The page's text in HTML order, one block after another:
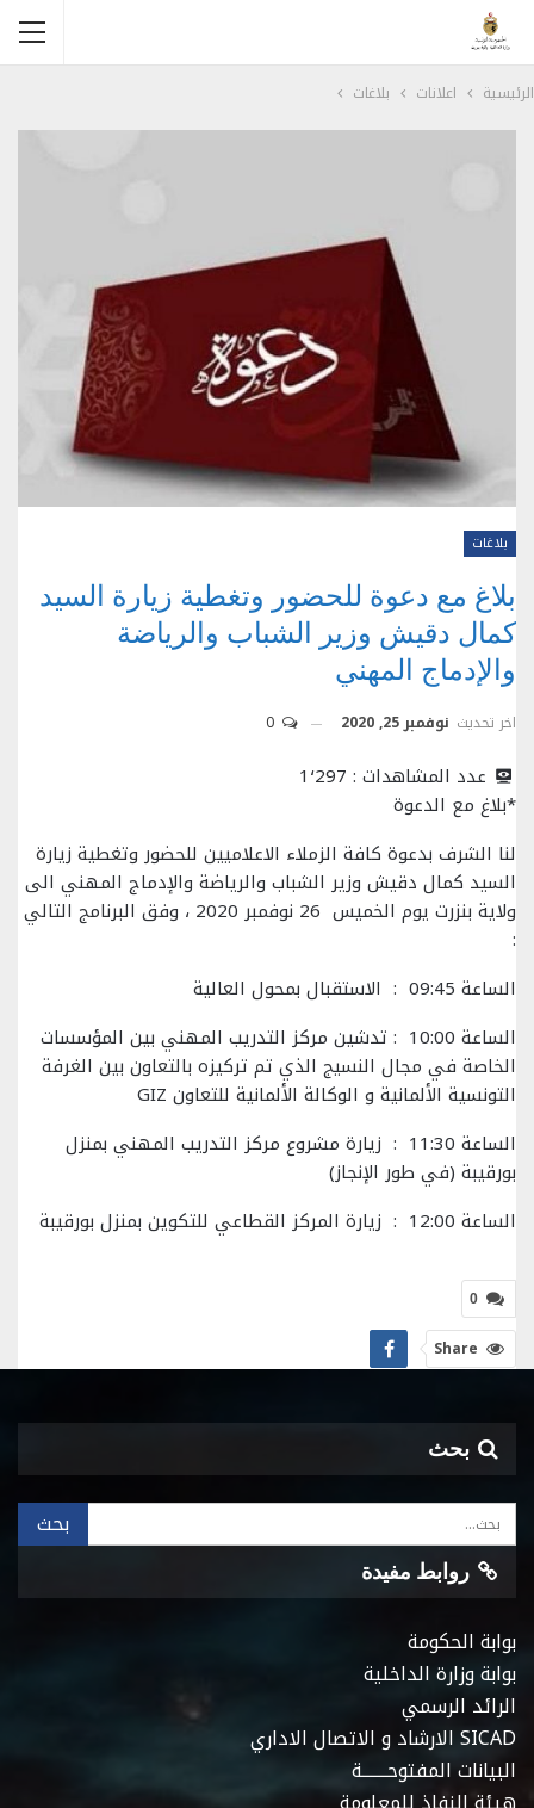
الرئيسية اعلانات بلاغات
بلاغات
بلاغ مع دعوة للحضور وتغطية زيارة السيد
كمال دقيش وزير الشباب والرياضة
والإدماج المهني
اخر تحديث نوفمبر 25, 2020
عدد المشاهدات : 1٬297
*بلاغ مع الدعوة
لنا الشرف بدعوة كافة الزملاء الاعلاميين للحضور وتغطية زيارة
السيد كمال دقيش وزير الشباب والرياضة والإدماج المهني الى
ولاية بنزرت يوم الخميس 26 نوفمبر 2020 ، وفق البرنامج التالي
:
الساعة 09:45 : الاستقبال بمحول العالية
الساعة 10:00 : تدشين مركز التدريب المهني بين المؤسسات
الخاصة في مجال النسيج الذي تم تركيزه بالتعاون بين الغرفة
التونسية الألمانية و الوكالة الألمانية للتعاون GIZ
الساعة 11:30 : زيارة مشروع مركز التدريب المهني بمنزل
بورقيبة (في طور الإنجاز)
الساعة 12:00 : زيارة المركز القطاعي للتكوين بمنزل بورقيبة
0
Share
بحث
روابط مفيدة
بوابة الحكومة
بوابة وزارة الداخلية
الرائد الرسمي
SICAD الارشاد و الاتصال الاداري
البيانات المفتوحـــــــة